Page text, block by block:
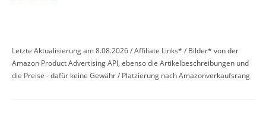
Letzte Aktualisierung am 8.08.2026 / Affiliate Links* / Bilder* von der
Amazon Product Advertising API, ebenso die Artikelbeschreibungen und
die Preise - dafür keine Gewähr / Platzierung nach Amazonverkaufsrang